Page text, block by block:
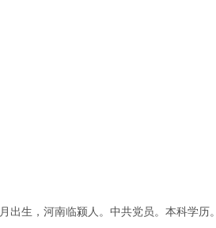
月出生，河南临颍人。中共党员。本科学历